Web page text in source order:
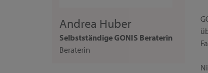
Andrea Huber
Selbstständige GONIS Beraterin
Beraterin